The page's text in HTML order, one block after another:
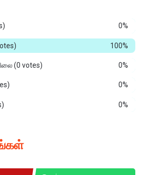
0%
100%
0%
(0 votes)
0%
0%